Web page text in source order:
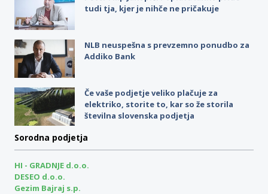
tudi tja, kjer je nihče ne pričakuje
NLB neuspešna s prevzemno ponudbo za
Addiko Bank
Če vaše podjetje veliko plačuje za
elektriko, storite to, kar so že storila
številna slovenska podjetja
Sorodna podjetja
HI - GRADNJE d.o.o.
DESEO d.o.o.
Gezim Bajraj s.p.